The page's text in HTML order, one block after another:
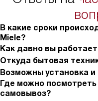
В какие сроки
Miele?
Как давно вы
Откуда бытовая
Возможны установка
Где можно
самовывоз?